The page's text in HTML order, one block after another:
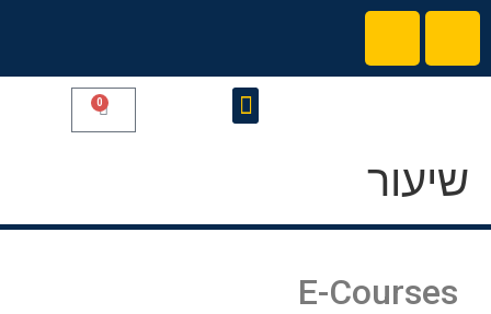
0
שיעור
E-Courses